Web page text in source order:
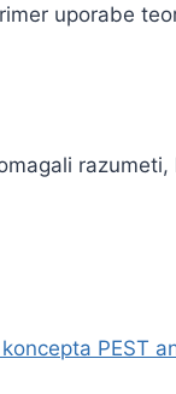
uporabe
razumeti,
PEST